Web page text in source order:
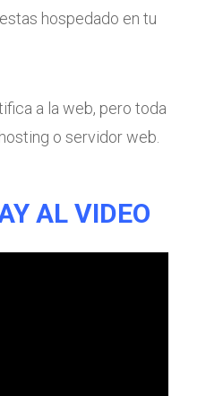
hospedado en tu
a la web, pero toda
o servidor web.
AL VIDEO